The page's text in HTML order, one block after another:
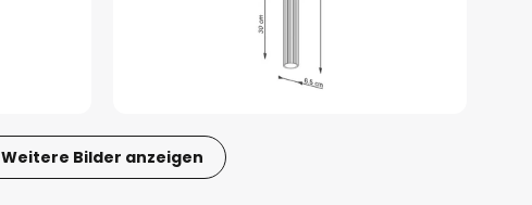
Weitere Bilder anzeigen